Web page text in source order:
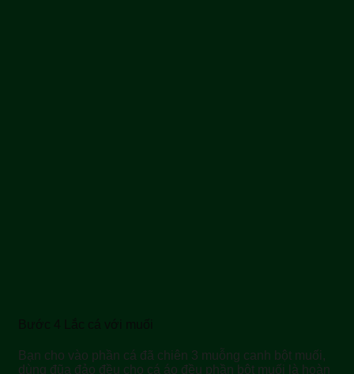
Bước 4 Lắc cá với muối
Bạn cho vào phần cá đã chiên 3 muỗng canh bột muối,
dùng đũa đảo đều cho cá áo đều phần bột muối là hoàn